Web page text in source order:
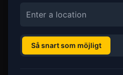
Så snart som möjligt